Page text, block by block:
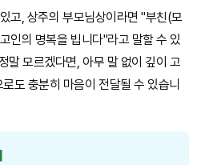
고, 상주의 부모님상이라면 "부친(모
인의 명복을 빕니다"라고 말할 수 있
말 모르겠다면, 아무 말 없이 깊이 고
도 충분히 마음이 전달될 수 있습니